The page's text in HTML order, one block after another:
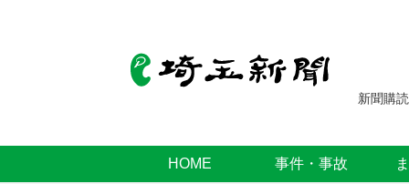
新聞購読
HOME 事件・事故